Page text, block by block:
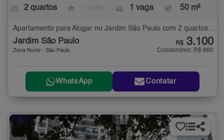
2 quartos 1 vaga 50 m²
Jardim São Paulo
Zona Norte - São Paulo
R$ 3.100
Condomínio: R$ 660
WhatsApp Contatar